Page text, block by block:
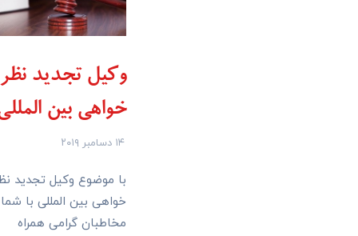
وکیل تجدید نظر
خواهی بین
۱۴ دسامبر ۲۰۱۹
با موضوع وکیل تجدید
خواهی بین المللی با شما
مخاطبان گرامی همراه